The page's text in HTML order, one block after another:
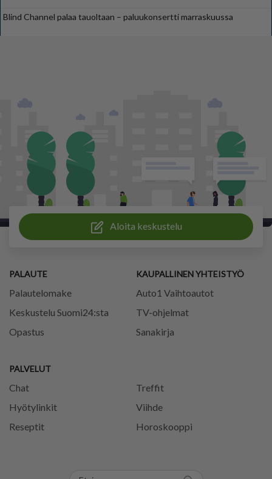
Blind Channel palaa tauoltaan – paluukonsertti marraskuussa
Aloita keskustelu
PALAUTE
Palautelomake
Keskustelu Suomi24:sta
Opastus
PALVELUT
Chat
Treffit
Hyötylinkit
Viihde
Reseptit
Horoskooppi
KAUPALLINEN YHTEISTYÖ
Auto1 Vaihtoautot
TV-ohjelmat
Sanakirja